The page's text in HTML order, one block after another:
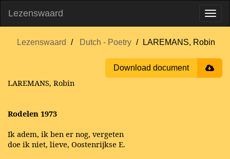
Lezenswaard
Lezenswaard Dutch - Poetry LAREMANS, Robin
Download document
LAREMANS, Robin
Rodelen 1973
Ik adem, ik ben er nog, vergeten
doe ik niet, lieve, Oostenrijkse E.